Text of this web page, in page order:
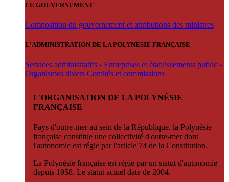
LE GOUVERNEMENT
Composition du gouvernement et attributions des ministres
L'ADMINISTRATION DE LA POLYNÉSIE FRANÇAISE
Services administratifs - Entreprises et établissements public -
Organismes divers Comités et commissions
L'ORGANISATION DE LA POLYNÉSIE
FRANÇAISE
Pays d'outre-mer au sein de la République, la Polynésie
française constitue une collectivité d'outre-mer dont
l'autonomie est régie par l'article 74 de la Constitution.
La Polynésie française est régie par un statut d'autonomie
depuis 1958. Le statut actuel date de 2004.